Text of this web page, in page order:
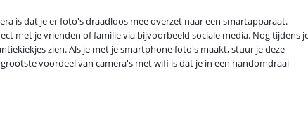
is dat je er foto's draadloos mee overzet naar een smartapparaat.
met je vrienden of familie via bijvoorbeeld sociale media. Nog tijdens
zien. Als je met je smartphone foto's maakt, stuur je deze
voordeel van camera's met wifi is dat je in een handomdraai